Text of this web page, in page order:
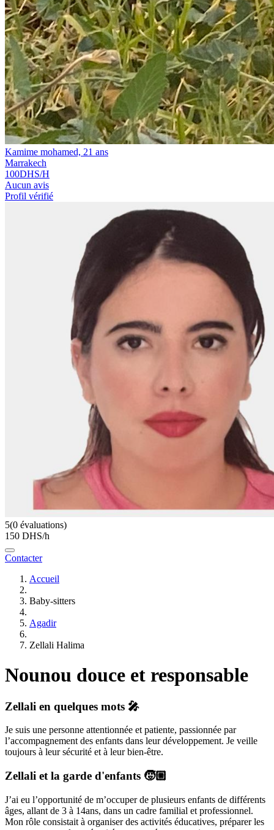
Kamime mohamed, 21 ans
Marrakech
100DHS/H
Aucun avis
Profil vérifié
5(0 évaluations)
150 DHS/h
Contacter
Accueil
Baby-sitters
Agadir
Zellali Halima
Nounou douce et responsable
Zellali en quelques mots 🎤
Je suis une personne attentionnée et patiente, passionnée par
l’accompagnement des enfants dans leur développement. Je veille
toujours à leur sécurité et à leur bien-être.
Zellali et la garde d'enfants 🧒🏼
J’ai eu l’opportunité de m’occuper de plusieurs enfants de différents
âges, allant de 3 à 14ans, dans un cadre familial et professionnel.
Mon rôle consistait à organiser des activités éducatives, préparer les